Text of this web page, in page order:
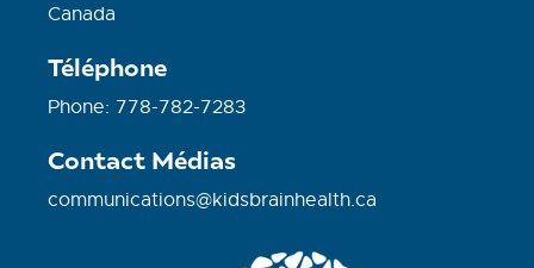
Canada
Téléphone
Phone: 778-782-7283
Contact Médias
communications@kidsbrainhealth.ca